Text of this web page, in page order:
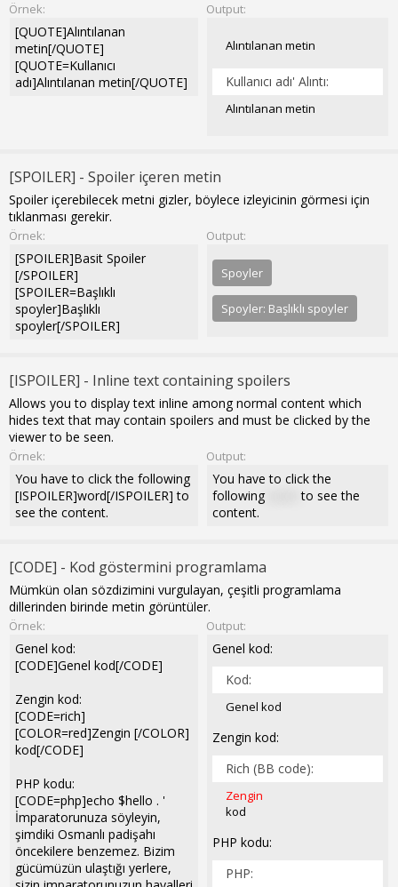
Örnek:
[QUOTE]Alıntılanan
metin[/QUOTE]
[QUOTE=Kullanıcı
adı]Alıntılanan metin[/QUOTE]
Output:
Alıntılanan metin
Kullanıcı adı' Alıntı:
Alıntılanan metin
[SPOILER] - Spoiler içeren metin
Spoiler içerebilecek metni gizler, böylece izleyicinin görmesi için
tıklanması gerekir.
Örnek:
[SPOILER]Basit Spoiler
[/SPOILER]
[SPOILER=Başlıklı
spoyler]Başlıklı
spoyler[/SPOILER]
Output:
Spoyler
Spoyler: Başlıklı spoyler
[ISPOILER] - Inline text containing spoilers
Allows you to display text inline among normal content which
hides text that may contain spoilers and must be clicked by the
viewer to be seen.
Örnek:
You have to click the following
[ISPOILER]word[/ISPOILER] to
see the content.
Output:
You have to click the
following
to see the
content.
[CODE] - Kod göstermini programlama
Mümkün olan sözdizimini vurgulayan, çeşitli programlama
dillerinden birinde metin görüntüler.
Örnek:
Genel kod:
[CODE]Genel kod[/CODE]
Zengin kod:
[CODE=rich]
[COLOR=red]Zengin [/COLOR]
kod[/CODE]
PHP kodu:
[CODE=php]echo $hello . '
İmparatorunuza söyleyin,
şimdiki Osmanlı padişahı
öncekilere benzemez. Bizim
gücümüzün ulaştığı yerlere,
Output:
Genel kod:
Kod:
Genel kod
Zengin kod:
Rich (BB code):
Zengin
kod
PHP kodu:
PHP: